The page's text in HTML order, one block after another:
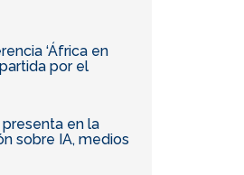
‘África en
por el
en la
sobre IA, medios